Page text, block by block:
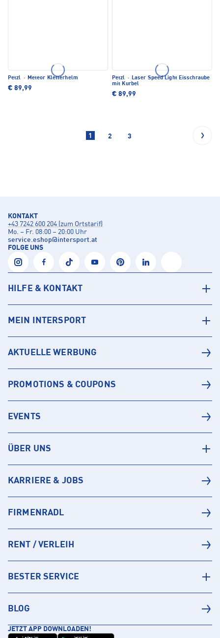
Petzl · Meteor Kletterhelm
€ 89,99
Petzl · Laser Speed Light Eisschraube
mit Kurbel
€ 89,99
1 2 3
KONTAKT
+43 7242 600 204 (zum Ortstarif)
Mo. – Fr. 08:00 – 20:00 Uhr
service.eshop@intersport.at
FOLGE UNS
HILFE & KONTAKT
MEIN INTERSPORT
AKTUELLE WERBUNG
PROMOTIONS & COUPONS
EVENTS
ÜBER UNS
KARRIERE & JOBS
FIRMENRADL
RENT / VERLEIH
BESTER SERVICE
BLOG
JETZT APP DOWNLOADEN!